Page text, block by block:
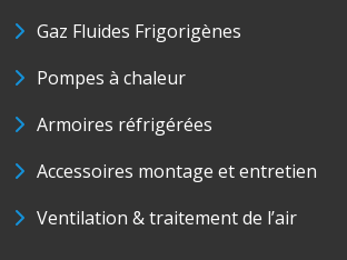
Gaz Fluides Frigorigènes
Pompes à chaleur
Armoires réfrigérées
Accessoires montage et entretien
Ventilation & traitement de l’air